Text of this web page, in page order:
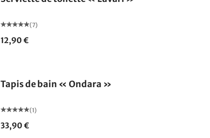
(7)
12,90 €
Tapis de bain « Ondara »
(1)
33,90 €